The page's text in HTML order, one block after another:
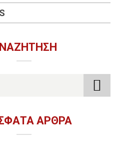
ΑΡΘΡΑ